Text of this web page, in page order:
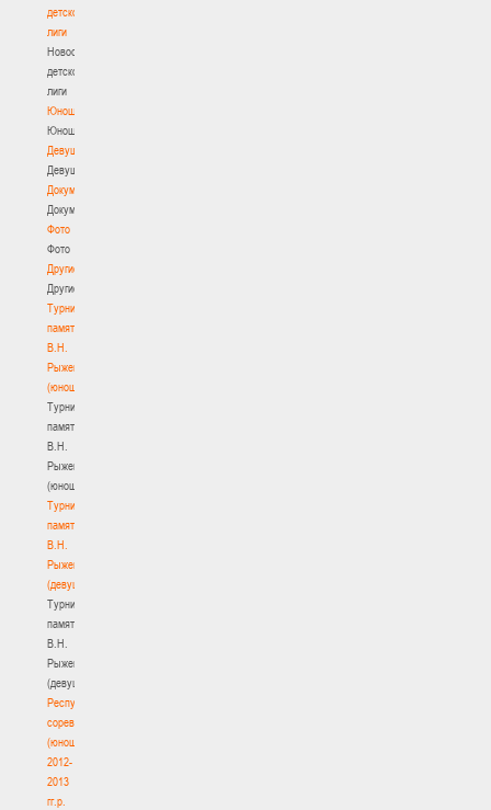
детской
лиги
Новости
детской
лиги
Юноши
Юноши
Девушки
Девушки
Документы
Документы
Фото
Фото
Другие
Другие
Турнир
памяти
В.Н.
Рыженкова
(юноши)
Турнир
памяти
В.Н.
Рыженкова
(юноши)
Турнир
памяти
В.Н.
Рыженкова
(девушки)
Турнир
памяти
В.Н.
Рыженкова
(девушки)
Республиканские
соревнования
(юноши)
2012-
2013
гг.р.